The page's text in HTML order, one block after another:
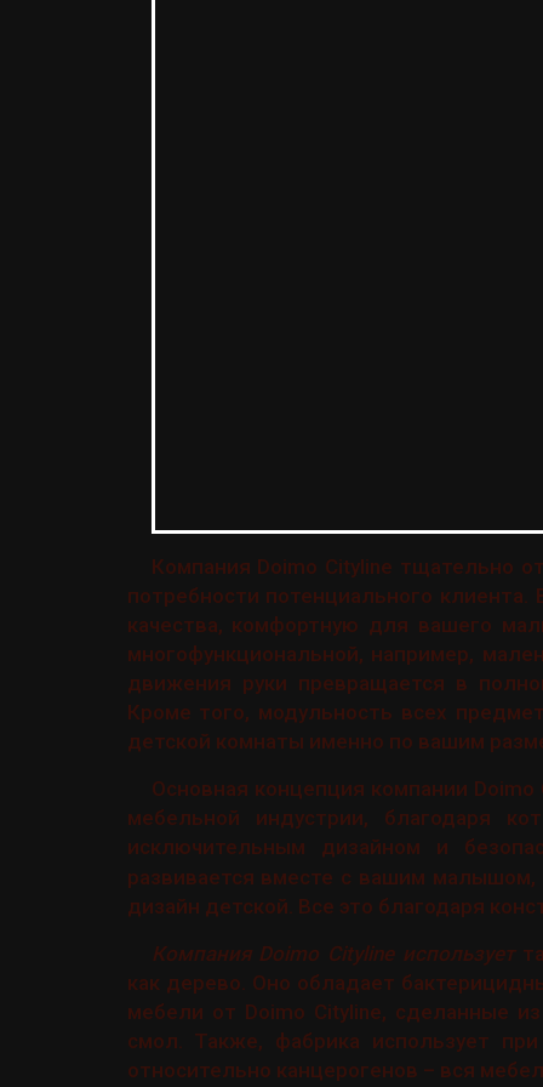
Компания Doimo Cityline тщательно
потребности потенциального
качества, комфортную для вашего
многофункциональной, например,
движения руки превращается в
Кроме того, модульность всех
детской комнаты именно по вашим
Основная концепция компании
мебельной индустрии, благодаря
исключительным дизайном и
развивается вместе с вашим
дизайн детской. Все это благодаря
Компания Doimo Cityline использует
как дерево. Оно обладает
мебели от Doimo Cityline, сделанные
смол. Также, фабрика использует
относительно канцерогенов – вся